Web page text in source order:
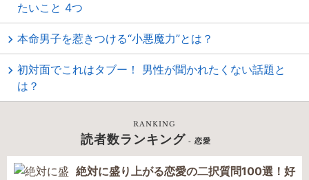
たいこと 4つ
本命男子を惹きつける“小悪魔力”とは？
初対面でこれはタブー！ 男性が聞かれたくない話題と
は？
RANKING
読者数ランキング - 恋愛
絶対に盛り上がる恋愛の二択質問100選！好